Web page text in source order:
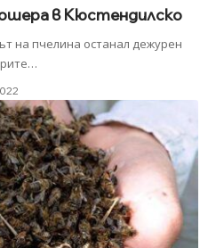
в Кюстендилско
на пчелина останал дежурен
…